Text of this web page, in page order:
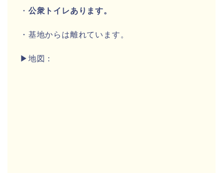
・ 公衆トイレあります。
・基地からは離れています。
▶地図：